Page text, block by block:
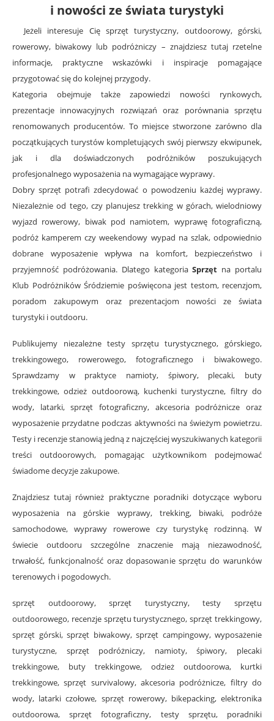
i nowości ze świata turystyki
Jeżeli interesuje Cię sprzęt turystyczny, outdoorowy, górski,
rowerowy, biwakowy lub podróżniczy – znajdziesz tutaj rzetelne
informacje, praktyczne wskazówki i inspiracje pomagające
przygotować się do kolejnej przygody.
Kategoria obejmuje także zapowiedzi nowości rynkowych,
prezentacje innowacyjnych rozwiązań oraz porównania sprzętu
renomowanych producentów. To miejsce stworzone zarówno dla
początkujących turystów kompletujących swój pierwszy ekwipunek,
jak i dla doświadczonych podróżników poszukujących
profesjonalnego wyposażenia na wymagające wyprawy.
Dobry sprzęt potrafi zdecydować o powodzeniu każdej wyprawy.
Niezależnie od tego, czy planujesz trekking w górach, wielodniowy
wyjazd rowerowy, biwak pod namiotem, wyprawę fotograficzną,
podróż kamperem czy weekendowy wypad na szlak, odpowiednio
dobrane wyposażenie wpływa na komfort, bezpieczeństwo i
przyjemność podróżowania. Dlatego kategoriaSprzęt na portalu
Klub Podróżników Śródziemie poświęcona jest testom, recenzjom,
poradom zakupowym oraz prezentacjom nowości ze świata
turystyki i outdooru.
Publikujemy niezależne testy sprzętu turystycznego, górskiego,
trekkingowego, rowerowego, fotograficznego i biwakowego.
Sprawdzamy w praktyce namioty, śpiwory, plecaki, buty
trekkingowe, odzież outdoorową, kuchenki turystyczne, filtry do
wody, latarki, sprzęt fotograficzny, akcesoria podróżnicze oraz
wyposażenie przydatne podczas aktywności na świeżym powietrzu.
Testy i recenzje stanowią jedną z najczęściej wyszukiwanych kategorii
treści outdoorowych, pomagając użytkownikom podejmować
świadome decyzje zakupowe.
Znajdziesz tutaj również praktyczne poradniki dotyczące wyboru
wyposażenia na górskie wyprawy, trekking, biwaki, podróże
samochodowe, wyprawy rowerowe czy turystykę rodzinną. W
świecie outdooru szczególne znaczenie mają niezawodność,
trwałość, funkcjonalność oraz dopasowanie sprzętu do warunków
terenowych i pogodowych.
sprzęt outdoorowy, sprzęt turystyczny, testy sprzętu
outdoorowego, recenzje sprzętu turystycznego, sprzęt trekkingowy,
sprzęt górski, sprzęt biwakowy, sprzęt campingowy, wyposażenie
turystyczne, sprzęt podróżniczy, namioty, śpiwory, plecaki
trekkingowe, buty trekkingowe, odzież outdoorowa, kurtki
trekkingowe, sprzęt survivalowy, akcesoria podróżnicze, filtry do
wody, latarki czołowe, sprzęt rowerowy, bikepacking, elektronika
outdoorowa, sprzęt fotograficzny, testy sprzętu, poradniki